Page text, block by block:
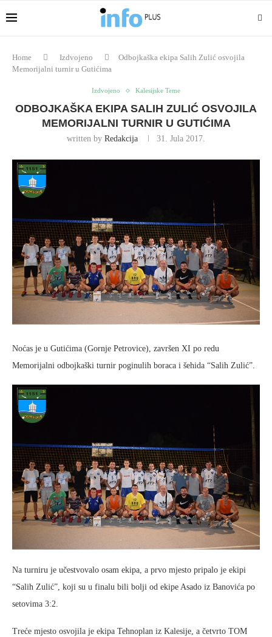
Home Izdvojeno
Odbojkaška ekipa Salih Zulić osvojila
Memorijalni turnir u Gutićima
Izdvojeno Kalesijske Teme
ODBOJKAŠKA EKIPA SALIH ZULIĆ OSVOJILA
MEMORIJALNI TURNIR U GUTIĆIMA
written by Redakcija 31. Jula 2017.
Noćas je u Gutićima (Gornje Petrovice), završen XI po redu
Memorijalni odbojkaški turnir poginulih boraca i šehida “Salih Zulić”.
Na turniru je učestvovalo osam ekipa, a prvo mjesto pripalo je ekipi
“Salih Zulić”, koji su u finalu bili bolji od ekipe Asado iz Banovića po
setovima 3:2.
Treće mjesto osvojila je ekipa Tehnoplan iz Kalesije, a četvrto TOM